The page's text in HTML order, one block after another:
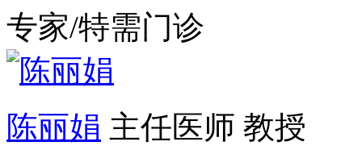
专家/特需门诊
陈丽娟 主任医师 教授